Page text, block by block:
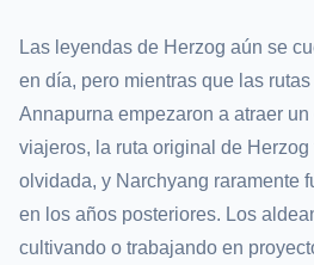
Las leyendas de Herzog aún se
en día, pero mientras que las
Annapurna empezaron a atraer
viajeros, la ruta original de
olvidada, y Narchyang raramente
en los años posteriores. Los
cultivando o trabajando en